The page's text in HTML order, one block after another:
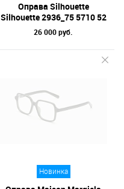
Оправа Silhouette
Silhouette 2936_75 5710 52
26 000 руб.
Новинка